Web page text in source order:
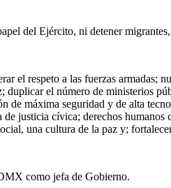
del Ejército, ni detener
el respeto a las fuerzas
el número de ministerios
máxima seguridad y de alta
justicia cívica; derechos
una cultura de la paz y;
como jefa de Gobierno.